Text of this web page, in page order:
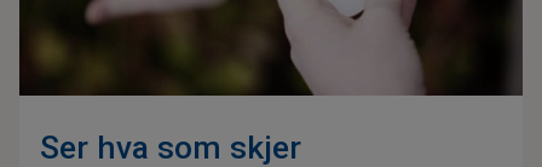
Ser hva som skjer